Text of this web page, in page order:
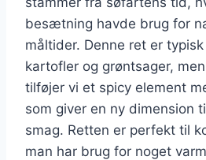
besætning havde brug for
måltider. Denne ret er
kartofler og grøntsager,
tilføjer vi et spicy element
som giver en ny dimension
smag. Retten er perfekt til
man har brug for noget